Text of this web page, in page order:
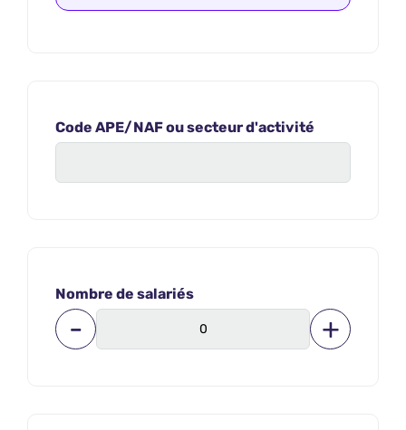
Code APE/NAF ou secteur d'activité
Nombre de salariés
- +